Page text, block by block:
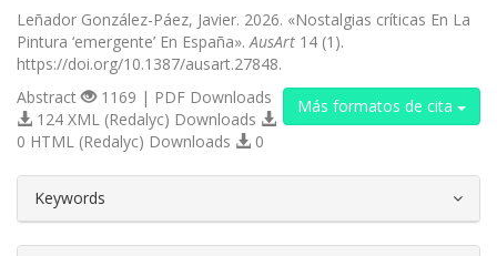
Leñador González-Páez, Javier. 2026. «Nostalgias críticas En La
Pintura ‘emergente’ En España».AusArt 14 (1).
https://doi.org/10.1387/ausart.27848.
Más formatos de cita
Abstract
1169 | PDF Downloads
124 XML (Redalyc) Downloads
0 HTML (Redalyc) Downloads
0
Keywords